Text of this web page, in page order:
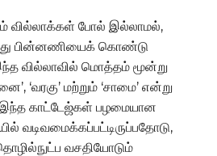
வில்லாக்கள் போல் இல்லாமல்,
பின்னணியைக் கொண்டு
வில்லாவில் மொத்தம் மூன்று
‘வரகு’ மற்றும் ‘சாமை’ என்று
காட்டேஜ்கள் பழமையான
வடிவமைக்கப்பட்டிருப்பதோடு,
வசதியோடும்